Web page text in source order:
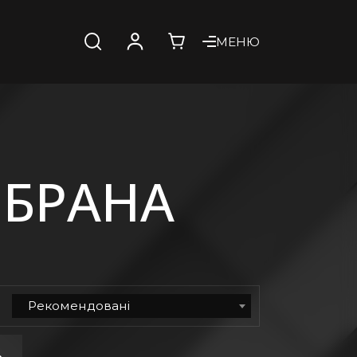
МЕНЮ
Рекомендовані